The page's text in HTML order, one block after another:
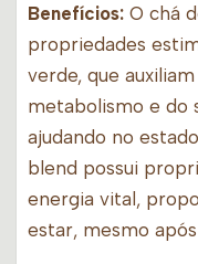
Benefícios: O chá
propriedades
verde, que
metabolismo e do
ajudando no
blend possui
energia vital,
estar, mesmo